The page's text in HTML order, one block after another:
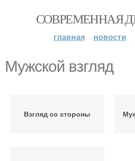
СОВРЕМЕННАЯ
главная новости
Мужской взгляд
Взгляд со стороны